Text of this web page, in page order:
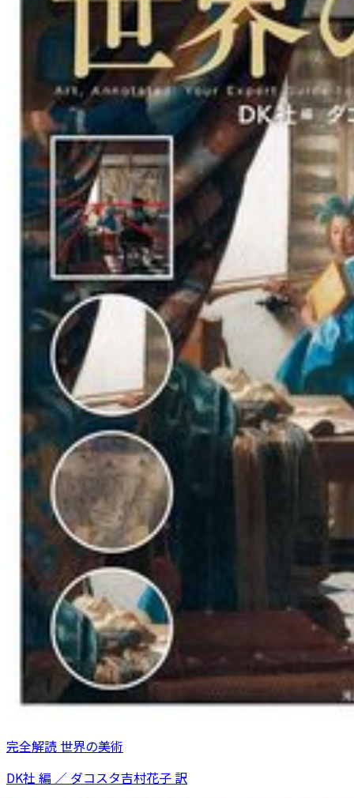
完全解読 世界の美術
DK社 編 ／ ダコスタ吉村花子 訳